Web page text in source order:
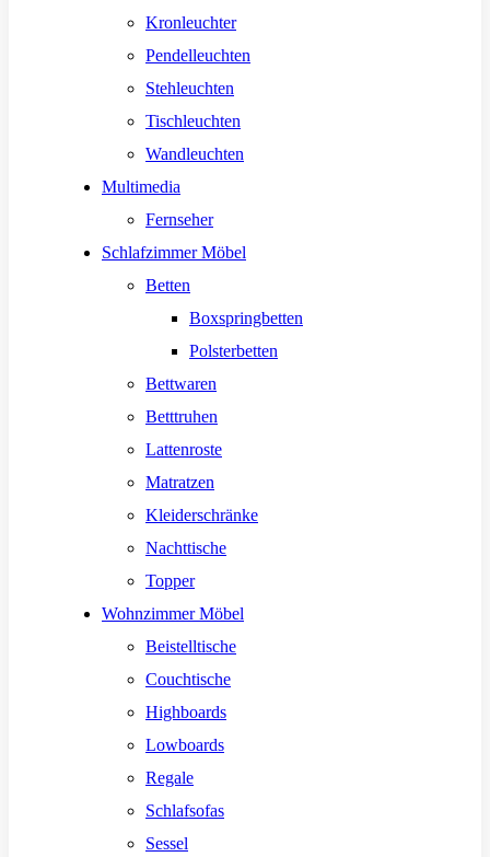
Kronleuchter
Pendelleuchten
Stehleuchten
Tischleuchten
Wandleuchten
Multimedia
Fernseher
Schlafzimmer Möbel
Betten
Boxspringbetten
Polsterbetten
Bettwaren
Betttruhen
Lattenroste
Matratzen
Kleiderschränke
Nachttische
Topper
Wohnzimmer Möbel
Beistelltische
Couchtische
Highboards
Lowboards
Regale
Schlafsofas
Sessel